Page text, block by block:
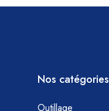
Nos catégories
Outillage